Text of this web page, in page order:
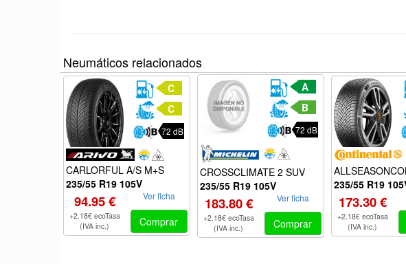
Neumáticos relacionados
C
C
72 dB
CARLORFUL A/S M+S
235/55 R19 105V
94.95 €
+2.18€ ecoTasa
(IVA inc.)
Ver ficha
Comprar
A
B
72 dB
CROSSCLIMATE 2 SUV
235/55 R19 105V
183.80 €
+2.18€ ecoTasa
(IVA inc.)
Ver ficha
Comprar
235/55 R19
173.30 €
+2.18€ ecoTasa
(IVA inc.)